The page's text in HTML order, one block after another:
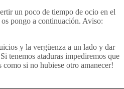
un poco de tiempo de ocio en el
pongo a continuación. Aviso:
y la vergüenza a un lado y dar
tenemos ataduras impediremos que
si no hubiese otro amanecer!